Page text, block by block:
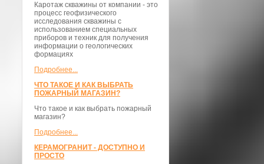
Каротаж скважины от компании - это
процесс геофизического
исследования скважины с
использованием специальных
приборов и техник для получения
информации о геологических
формациях
Подробнее...
ЧТО ТАКОЕ И КАК ВЫБРАТЬ
ПОЖАРНЫЙ МАГАЗИН?
Что такое и как выбрать пожарный
магазин?
Подробнее...
КЕРАМОГРАНИТ - ДОСТУПНО И
ПРОСТО